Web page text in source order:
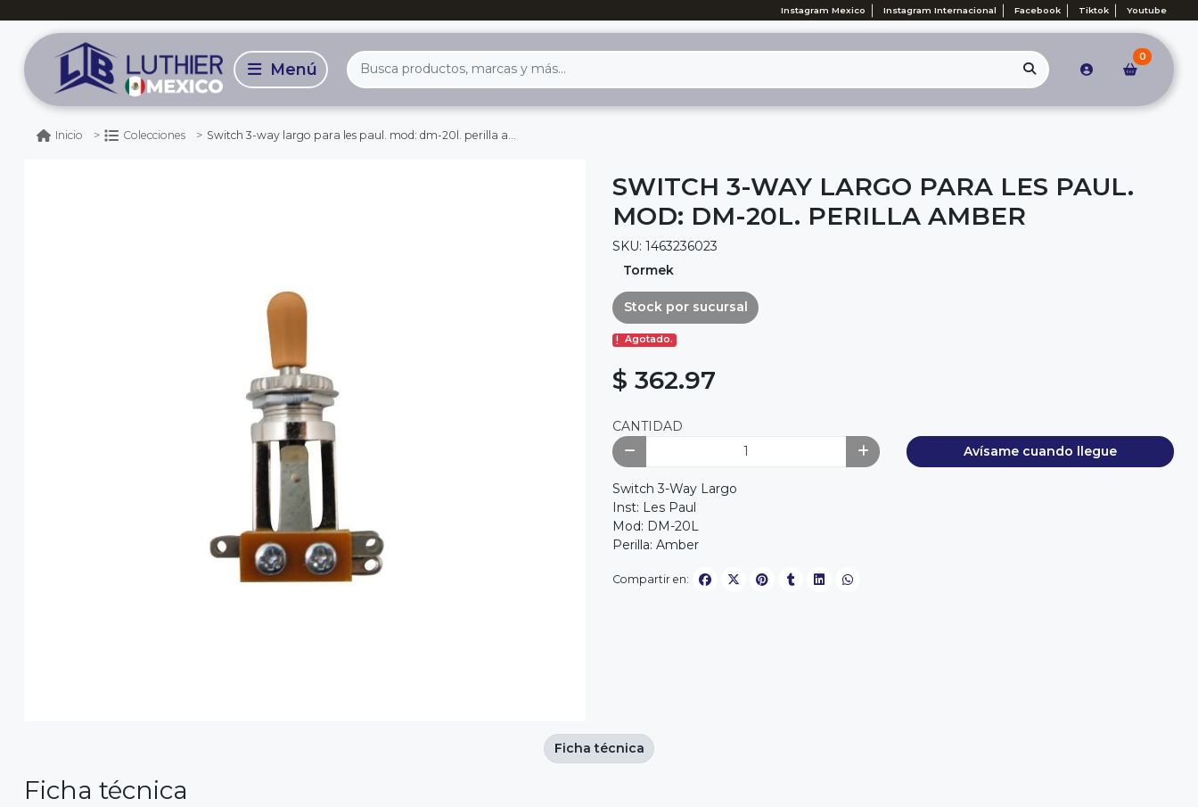
Instagram Mexico Instagram Internacional Facebook Tiktok Youtube
0
Inicio Colecciones Switch 3-way largo para les paul. mod: dm-20l. perilla amber
SWITCH 3-WAY LARGO PARA LES PAUL.
MOD: DM-20L. PERILLA AMBER
SKU: 1463236023
Tormek
Stock por sucursal
Agotado.
$ 362.97
CANTIDAD
Avísame cuando llegue
Switch 3-Way Largo
Inst: Les Paul
Mod: DM-20L
Perilla: Amber
Compartir en:
Ficha técnica
Ficha técnica